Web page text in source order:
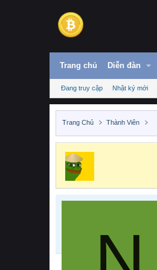
Trang chủ Diễn đàn
Đang truy cập Nhật ký mới
Trang Chủ Thành Viên